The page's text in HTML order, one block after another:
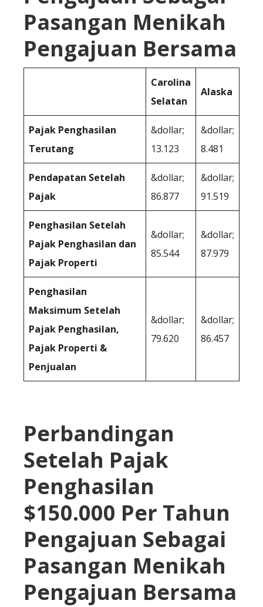
Pasangan Menikah
Pengajuan Bersama
Carolina
Selatan
Alaska
Pajak Penghasilan
Terutang
&dollar;
13.123
&dollar;
8.481
Pendapatan Setelah
Pajak
&dollar;
86.877
&dollar;
91.519
Penghasilan Setelah
Pajak Penghasilan dan
Pajak Properti
&dollar;
85.544
&dollar;
87.979
Penghasilan
Maksimum Setelah
Pajak Penghasilan,
Pajak Properti &
Penjualan
&dollar;
79.620
&dollar;
86.457
Perbandingan
Setelah Pajak
Penghasilan
$150.000 Per Tahun
Pengajuan Sebagai
Pasangan Menikah
Pengajuan Bersama